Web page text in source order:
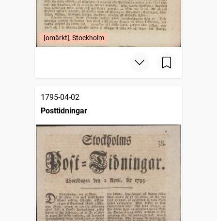
[omärkt], Stockholm
1795-04-02
Posttidningar